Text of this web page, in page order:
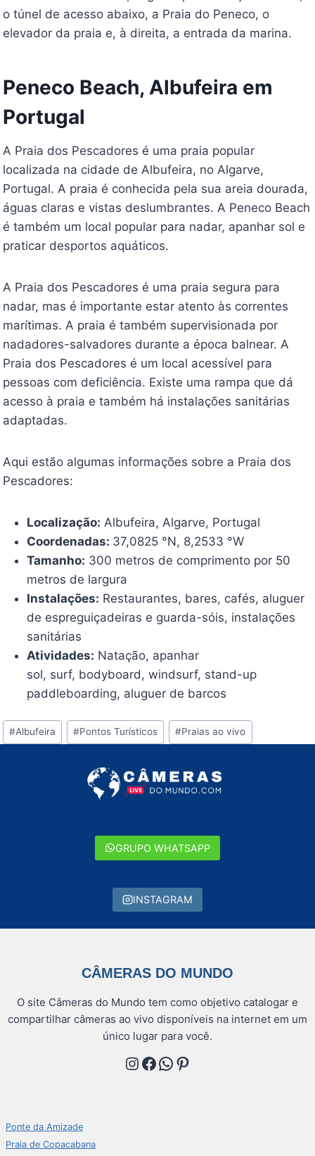
o túnel de acesso abaixo, a Praia do Peneco, o
elevador da praia e, à direita, a entrada da marina.
Peneco Beach, Albufeira em
Portugal
A Praia dos Pescadores é uma praia popular
localizada na cidade de Albufeira, no Algarve,
Portugal. A praia é conhecida pela sua areia dourada,
águas claras e vistas deslumbrantes. A Peneco Beach
é também um local popular para nadar, apanhar sol e
praticar desportos aquáticos.
A Praia dos Pescadores é uma praia segura para
nadar, mas é importante estar atento às correntes
marítimas. A praia é também supervisionada por
nadadores-salvadores durante a época balnear. A
Praia dos Pescadores é um local acessível para
pessoas com deficiência. Existe uma rampa que dá
acesso à praia e também há instalações sanitárias
adaptadas.
Aqui estão algumas informações sobre a Praia dos
Pescadores:
Localização: Albufeira, Algarve, Portugal
Coordenadas: 37,0825 °N, 8,2533 °W
Tamanho: 300 metros de comprimento por 50
metros de largura
Instalações: Restaurantes, bares, cafés, aluguer
de espreguiçadeiras e guarda-sóis, instalações
sanitárias
Atividades: Natação, apanhar
sol, surf, bodyboard, windsurf, stand-up
paddleboarding, aluguer de barcos
Tags
do
#Albufeira #Pontos Turísticos #Praias ao vivo
GRUPO WHATSAPP
INSTAGRAM
CÂMERAS DO MUNDO
O site Câmeras do Mundo tem como objetivo catalogar e
compartilhar câmeras ao vivo disponíveis na internet em um
único lugar para você.
Instagram
Facebook
WhatsApp
Pinterest
Ponte da Amizade
Praia de Copacabana